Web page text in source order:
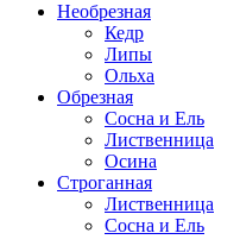
Необрезная
Кедр
Липы
Ольха
Обрезная
Cосна и Ель
Лиственница
Осина
Строганная
Лиственница
Сосна и Ель